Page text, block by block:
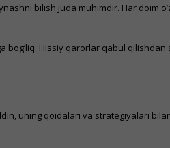
bilish juda muhimdir. Har doim
bog’liq. Hissiy qarorlar qabul
uning qoidalari va strategiyalari